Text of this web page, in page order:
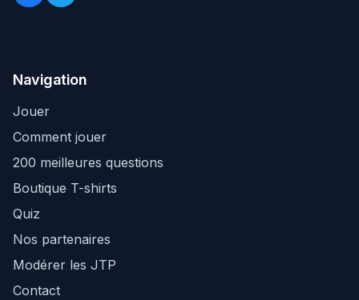
Navigation
Jouer
Comment jouer
200 meilleures questions
Boutique T-shirts
Quiz
Nos partenaires
Modérer les JTP
Contact